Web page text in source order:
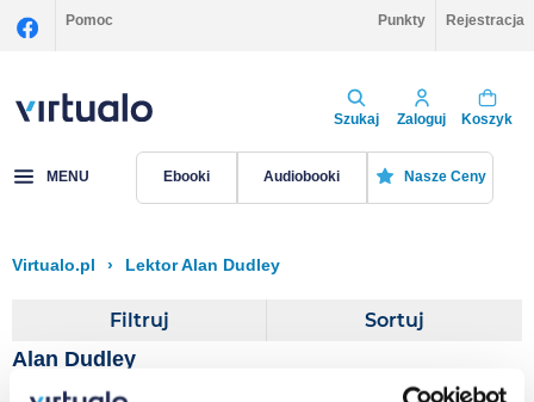
Pomoc Punkty Rejestracja
Szukaj Zaloguj Koszyk
MENU Ebooki Audiobooki Nasze Ceny
Virtualo.pl › Lektor Alan Dudley
Filtruj Sortuj
Alan Dudley